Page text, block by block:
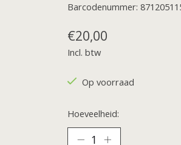
Barcodenummer:
€20,00
Incl. btw
Op voorraad
Hoeveelheid: